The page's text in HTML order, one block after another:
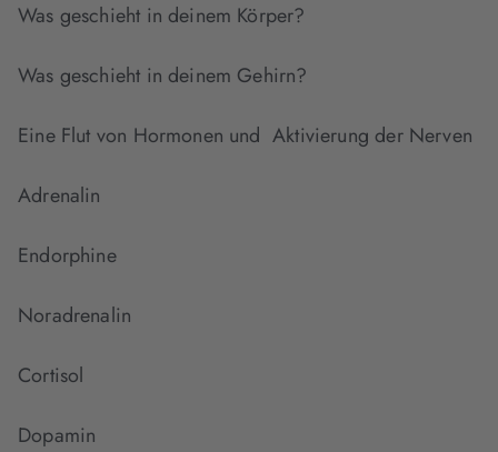
Was geschieht in deinem Körper?
Was geschieht in deinem Gehirn?
Eine Flut von Hormonen und Aktivierung der Nerven
Adrenalin
Endorphine
Noradrenalin
Cortisol
Dopamin